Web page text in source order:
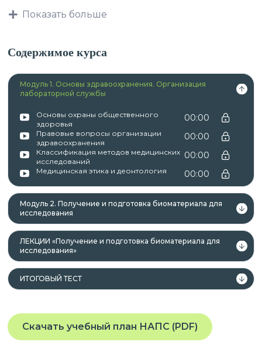
лица, имеющие среднее
образование;
лица, получающие среднее
профессиональное и (или) высшее
образование.
Данная программа учитывает
профессиональные стандарты,
квалификационные требования, указанные в
квалификационных справочниках по должности,
профессии и специальности, или
квалификационному требованию к
необходимым для исполнения должностных
обязанностей.
Показать больше
Содержимое курса
Модуль 1. Основы здравоохранения. Организация
лабораторной службы
Основы охраны общественного
здоровья
00:00
Правовые вопросы организации
здравоохранения
00:00
Классификация методов медицинских
исследований
00:00
Медицинская этика и деонтология 00:00
Модуль 2. Получение и подготовка биоматериала для
исследования
ЛЕКЦИИ «Получение и подготовка биоматериала для
исследования»
ИТОГОВЫЙ ТЕСТ
Скачать учебный план НАПС (PDF)